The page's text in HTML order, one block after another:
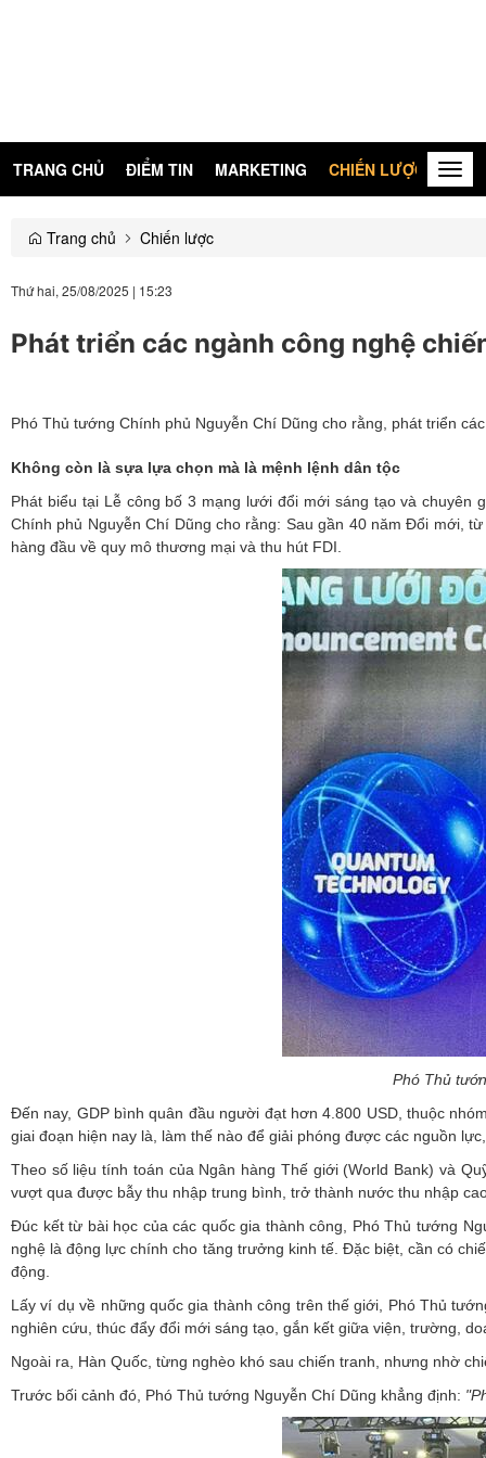
TRANG CHỦ ĐIỂM TIN MARKETING CHIẾN LƯỢC
Trang chủ Chiến lược
Thứ hai, 25/08/2025 | 15:23
Phát triển các ngành công nghệ
Phó Thủ tướng Chính phủ Nguyễn Chí Dũng cho rằng, phát triển
Không còn là sựa lựa chọn mà là mệnh lệnh dân tộc
Phát biểu tại Lễ công bố 3 mạng lưới đổi mới sáng tạo và chuyên
Chính phủ Nguyễn Chí Dũng cho rằng: Sau gần 40 năm Đổi mới,
hàng đầu về quy mô thương mại và thu hút FDI.
Phó Thủ
Đến nay, GDP bình quân đầu người đạt hơn 4.800 USD, thuộc
giai đoạn hiện nay là, làm thế nào để giải phóng được các nguồn
Theo số liệu tính toán của Ngân hàng Thế giới (World Bank) và
vượt qua được bẫy thu nhập trung bình, trở thành nước thu nhập
Đúc kết từ bài học của các quốc gia thành công, Phó Thủ tướng
nghệ là động lực chính cho tăng trưởng kinh tế. Đặc biệt, cần có
động.
Lấy ví dụ về những quốc gia thành công trên thế giới, Phó Thủ
nghiên cứu, thúc đẩy đổi mới sáng tạo, gắn kết giữa viện, trường,
Ngoài ra, Hàn Quốc, từng nghèo khó sau chiến tranh, nhưng nhờ
Trước bối cảnh đó, Phó Thủ tướng Nguyễn Chí Dũng khẳng định: